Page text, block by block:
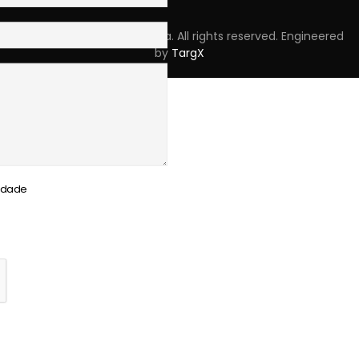
Copyright © 2023 Skpro, Lda. All rights reserved. Engineered
by TargX